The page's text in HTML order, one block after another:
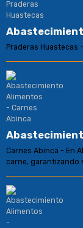
Praderas Huastecas
Carnes Abinca - En
carne, garantizando